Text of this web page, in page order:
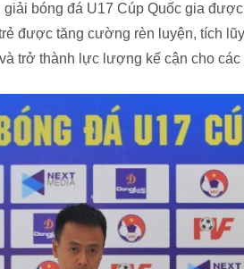
bóng đá U17 Cúp Quốc gia
được tăng cường rèn luyện, tích
trở thành lực lượng kế cận cho các